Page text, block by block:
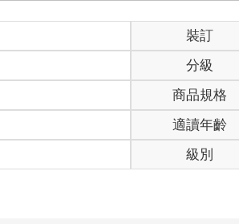
裝訂
分級
商品規格
適讀年齡
級別